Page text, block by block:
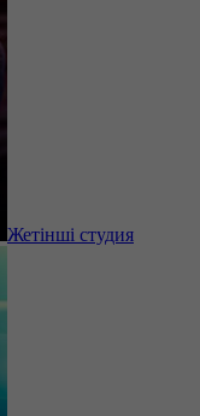
Жетінші студия